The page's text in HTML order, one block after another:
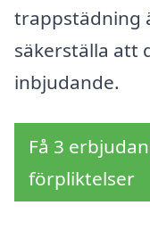
trappstädning
säkerställa att
inbjudande.
Få 3
förpliktelser